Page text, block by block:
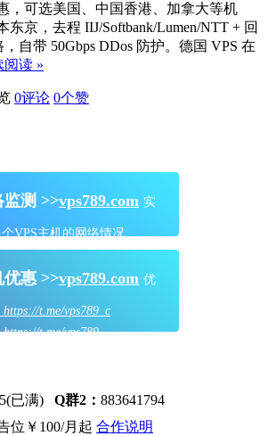
，可选美国、中国香港、加拿大等机
东京，去程 IIJ/Softbank/Lumen/NTT + 回
自带 50Gbps DDos 防护。德国 VPS 在
阅读 »
0评论 0个赞
测 >>vps789.com 实
VPS主机的网络情况
惠 >>vps789.com 优
https://t.me/vps789_c
https://t.me/vps789
已满) Q群2： 883641794
位￥100/月起 合作说明